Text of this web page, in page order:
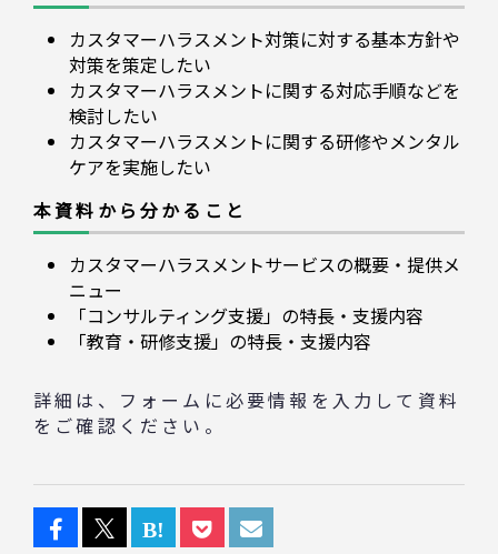
カスタマーハラスメント対策に対する基本方針や
対策を策定したい
カスタマーハラスメントに関する対応手順などを
検討したい
カスタマーハラスメントに関する研修やメンタル
ケアを実施したい
本資料から分かること
カスタマーハラスメントサービスの概要・提供メ
ニュー
「コンサルティング支援」の特長・支援内容
「教育・研修支援」の特長・支援内容
詳細は、フォームに必要情報を入力して資料
をご確認ください。